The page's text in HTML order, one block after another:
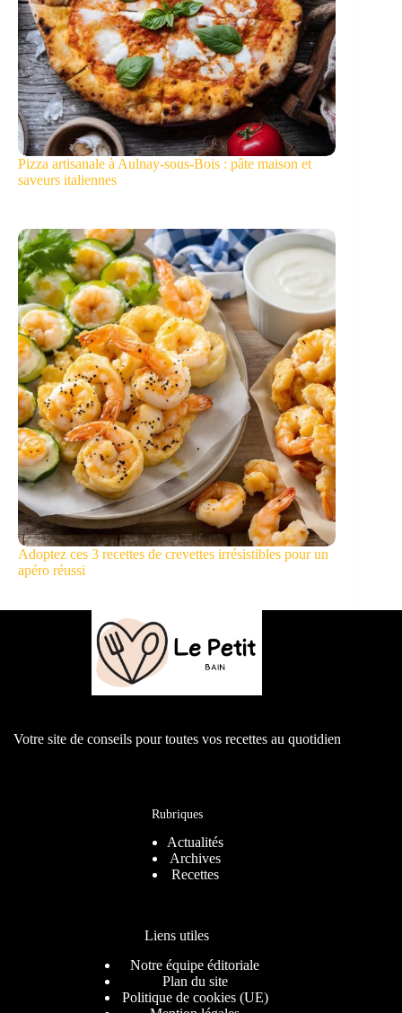
Pizza artisanale à Aulnay-sous-Bois : pâte maison et
saveurs italiennes
Adoptez ces 3 recettes de crevettes irrésistibles pour un
apéro réussi
Votre site de conseils pour toutes vos recettes au quotidien
Rubriques
Actualités
Archives
Recettes
Liens utiles
Notre équipe éditoriale
Plan du site
Politique de cookies (UE)